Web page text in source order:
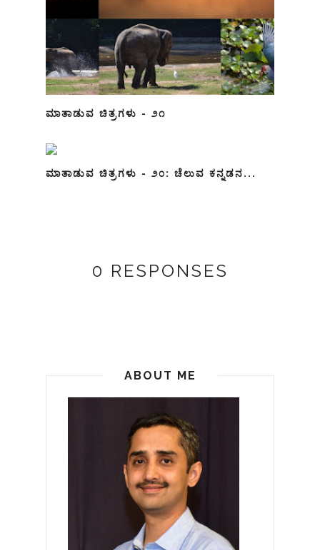
ಮಾತಾಡುವ ಚಿತ್ರಗಳು - ೨೧
ಮಾತಾಡುವ ಚಿತ್ರಗಳು - ೨೦: ಚೆಲುವ ಕನ್ನಡನ...
0 RESPONSES
ABOUT ME